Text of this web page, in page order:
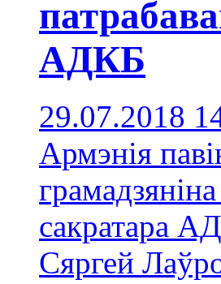
АДКБ
29.07.2018
Армэнія
сакратара
Сяргей